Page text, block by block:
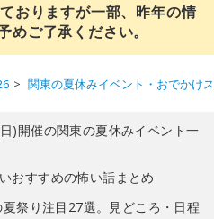
おりますが一部、昨年の情
めご了承ください。
関東の夏休みイベント・おでかけ
)開催の関東の夏休みイベント一
おすすめの怖い話まとめ
夏祭り注目27選。見どころ・日程